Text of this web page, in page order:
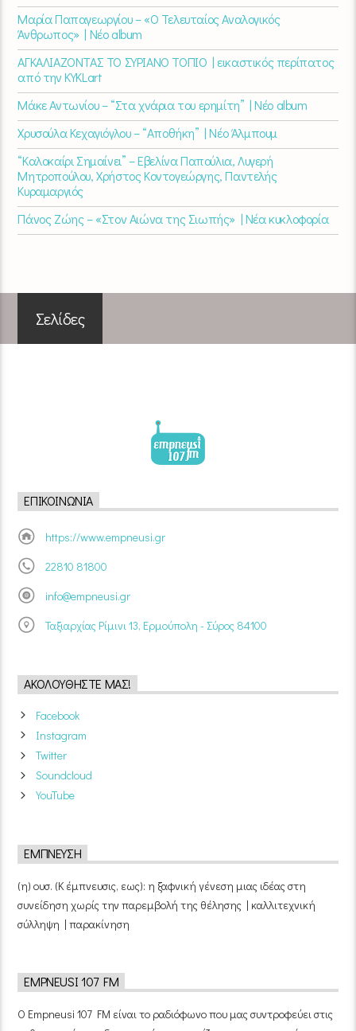
Μαρία Παπαγεωργίου – «Ο Τελευταίος Αναλογικός
Άνθρωπος» | Νέο album
ΑΓΚΑΛΙΑΖΟΝΤΑΣ ΤΟ ΣΥΡΙΑΝΟ ΤΟΠΙΟ | εικαστικός περίπατος
από την KYKLart
Μάκε Αντωνίου – “Στα χνάρια του ερημίτη” | Νέο album
Χρυσούλα Κεχαγιόγλου – “Αποθήκη” | Νέο Άλμπουμ
“Καλοκαίρι Σημαίνει” – Εβελίνα Παπούλια, Λυγερή
Μητροπούλου, Χρήστος Κοντογεώργης, Παντελής
Κυραμαργιός
Πάνος Ζώης – «Στον Αιώνα της Σιωπής» | Νέα κυκλοφορία
Σελίδες
ΕΠΙΚΟΙΝΩΝΊΑ
https://www.empneusi.gr
22810 81800
info@empneusi.gr
Ταξιαρχίας Ρίμινι 13, Ερμούπολη - Σύρος 84100
ΑΚΟΛΟΥΘΉΣΤΕ ΜΑΣ!
Facebook
Instagram
Twitter
Soundcloud
YouTube
ΈΜΠΝΕΥΣΗ
(η) ουσ. (Κ έμπνευσις, εως): η ξαφνική γένεση μιας ιδέας στη
συνείδηση χωρίς την παρεμβολή της θέλησης | καλλιτεχνική
σύλληψη | παρακίνηση
EMPNEUSI 107 FM
Ο Empneusi 107 FM είναι το ραδιόφωνο που μας συντροφεύει στις